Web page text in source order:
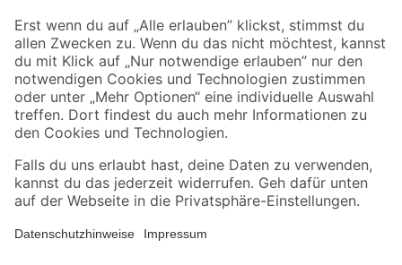
Sicher einkaufen
Jetzt die toom-App herunterladen
Alle Preisangaben in EUR inkl. gesetzl. MwSt.. Die dargestellten Angebote sind unter
Umständen nicht in allen Märkten verfügbar. Die angegebenen Verfügbarkeiten beziehen
Produkte nur solange der Vorrat reicht.
*Paketversand ab 59 € versandkostenfrei, gilt nicht für Artikel mit Speditionsversand, hier